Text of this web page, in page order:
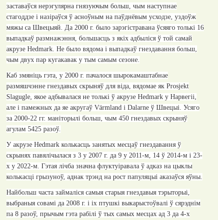
заставаўся нерэгулярна гнязуючым больш, чым наступнае
стагоддзе і назіраўся ў асноўным на паўднёвым усходзе, уздоўж
мяжы са Швецыяй. Да 2000 г. было зарэгістравана ўсяяго толькі 16
выпадкаў размнажэння, большасць з якіх адбыліся ў той самай
акрузеHedmark. Не было вядома і выпадкаў гнездавання больш,
чым двух пар кугакавак у тым самым сезоне.
Каб змяніць гэта, у 2000 г. пачалося шырокамаштабнае
размяшчэнне гнездавых скрыняў для віда, вядомае якProsjekt
Slagugle, якое адбывалася не толькі ў акрузеHedmark у Нарвегіі,
але і памежных да яе акругаў Värmland іDalarne ў Швецыі. Усяго
за 2000-22 гг. маніторылі больш, чым 450 гнездавых скрыняў
агулам5425 разоў.
У акрузеHedmark колькасць занятых месцаў гнездавання ў
скрынях павялічылася з 3 у 2007 г. да 9 у 2011-м, 14 ў 2014-м і 23-
х у 2022-м. Гэтая лічба значна флуктуіравала ў адказ на цыклы
колькасці грызуноў, аднак трэнд на рост папуляцыі аказаўся яўны.
Найбольш часта займаліся самыя старыя гнездавыя тэрыторыі,
выбраныя совамі да 2008 г. і іх птушкі выкарыстоўвалі ў сярэднім
па 8 разоў, прычым гэта рабілі ў тых самых месцах ад 3 да 4-х